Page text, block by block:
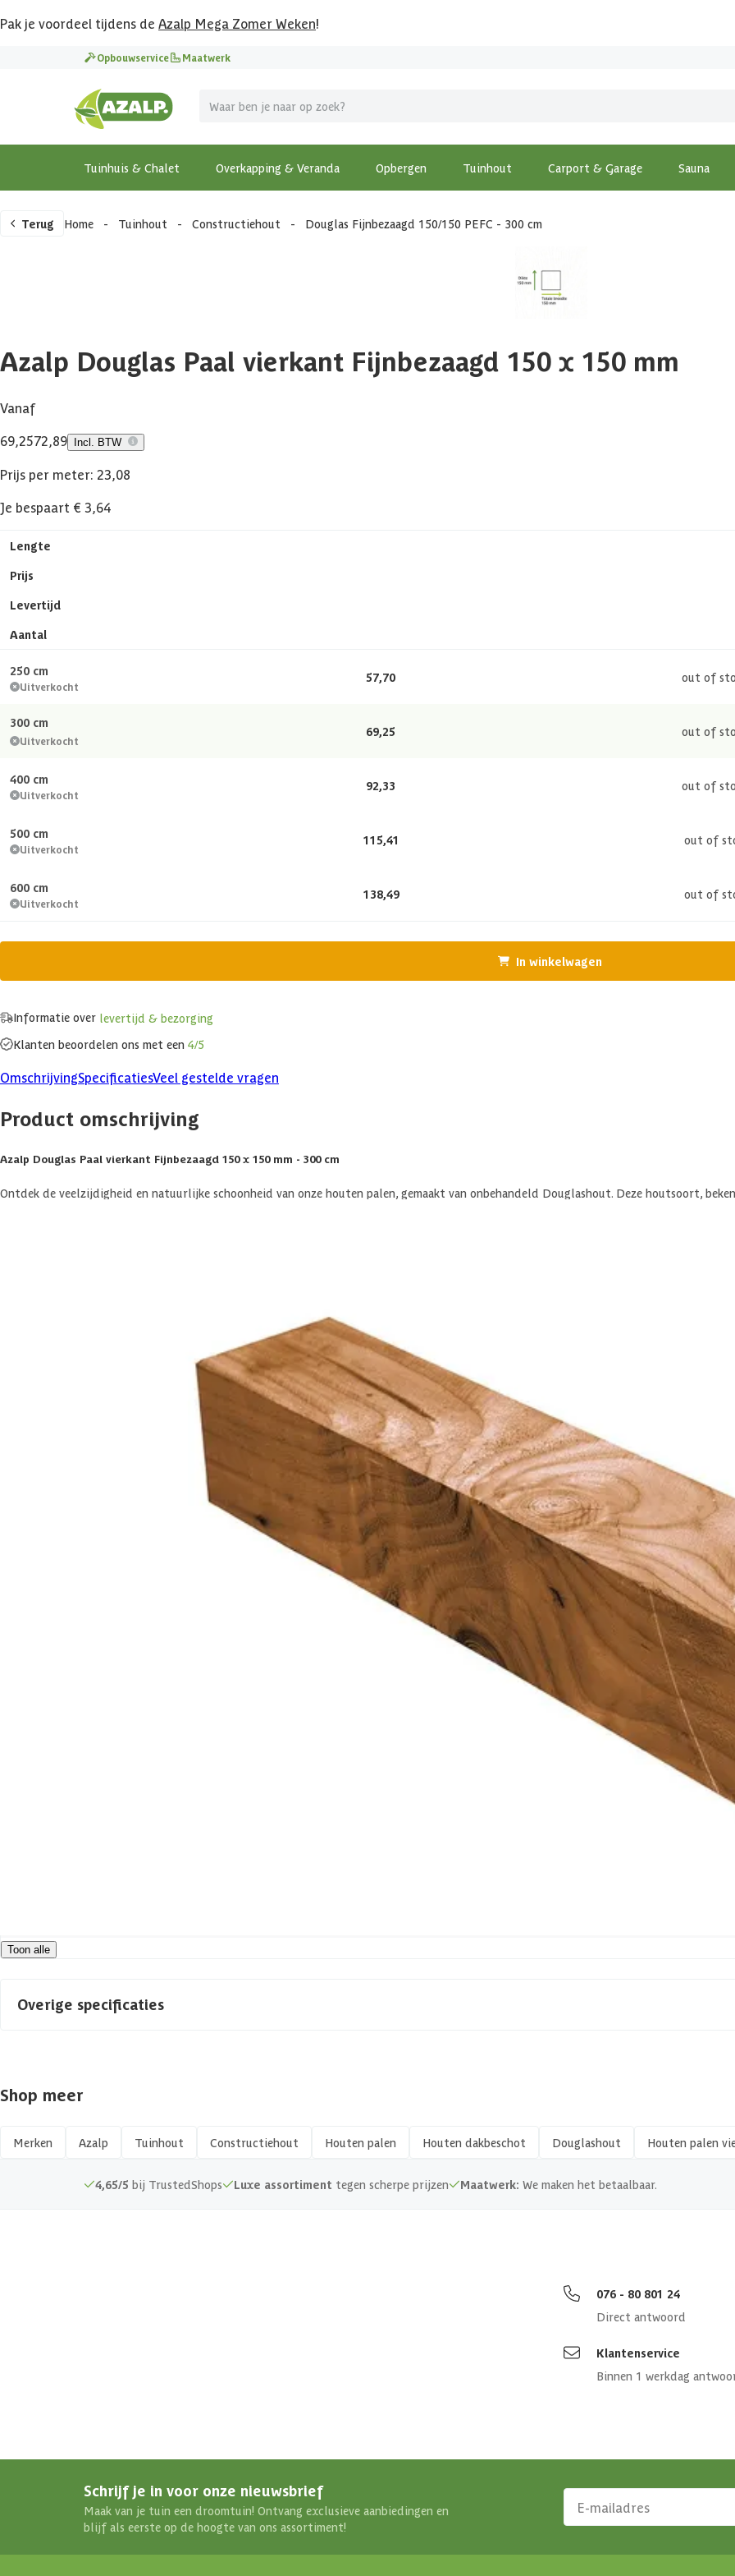
Pak je voordeel tijdens de Azalp Mega Zomer Weken!
Opbouwservice Maatwerk
Tuinhuis & Chalet Overkapping & Veranda Opbergen Tuinhout Carport & Garage Sauna
Terug Home - Tuinhout - Constructiehout - Douglas Fijnbezaagd 150/150 PEFC - 300 cm
Azalp Douglas Paal vierkant Fijnbezaagd 150 x 150 mm
Vanaf
69,2572,89 Incl. BTW
Prijs per meter: 23,08
Je bespaart € 3,64
Lengte
Prijs
Levertijd
Aantal
250 cm
Uitverkocht
out of
57,70
300 cm
Uitverkocht
out of
69,25
400 cm
Uitverkocht
out of
92,33
500 cm
Uitverkocht
out of
115,41
600 cm
Uitverkocht
out of
138,49
In winkelwagen
Informatie over levertijd & bezorging
Klanten beoordelen ons met een 4/5
OmschrijvingSpecificatiesVeel gestelde vragen
Product omschrijving
Azalp Douglas Paal vierkant Fijnbezaagd 150 x 150 mm - 300 cm
Ontdek de veelzijdigheid en natuurlijke schoonheid van onze houten palen, gemaakt van onbehandeld Douglashout. Deze houtsoort,
Douglas hout is een naaldhoutsoort uit Noordwest-Europa dat van nature heel duurzaam en sterk is. Hierdoor kun je het voor
het hout 10 tot 15 jaar goed. Het hout heeft van nature een mooie, warme kleur. Die kleur kun je behouden door de douglas planken en
langer. Behandel je het hout niet? Dan krijgen het na verloop van tijd een prachtige, grijze tint.
Komen er nog extra kosten bij voor aflevering?
Azalp
300 cm
Onbehandeld
Douglashout
EAN-code
Toon alle
Overige specificaties
Vorm
Afwerking Fijnbezaagd
150 x 150 mm
Shop meer
Merken Azalp Tuinhout Constructiehout Houten palen Houten dakbeschot Douglashout Houten palen
4,65/5 bij TrustedShops Luxe assortiment tegen scherpe prijzen Maatwerk: We maken het betaalbaar.
076 - 80 801 24
Direct antwoord
Klantenservice
Binnen 1 werkdag
Schrijf je in voor onze nieuwsbrief
Maak van je tuin een droomtuin! Ontvang exclusieve aanbiedingen en
blijf als eerste op de hoogte van ons assortiment!